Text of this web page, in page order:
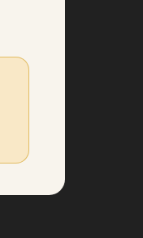
с ratio-метриками